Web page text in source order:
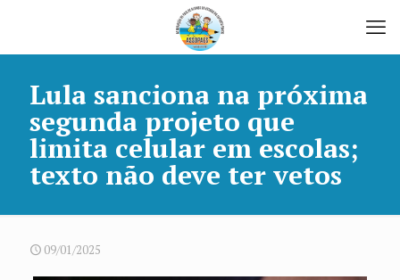
Lula sanciona na próxima
segunda projeto que
limita celular em escolas;
texto não deve ter vetos
09/01/2025